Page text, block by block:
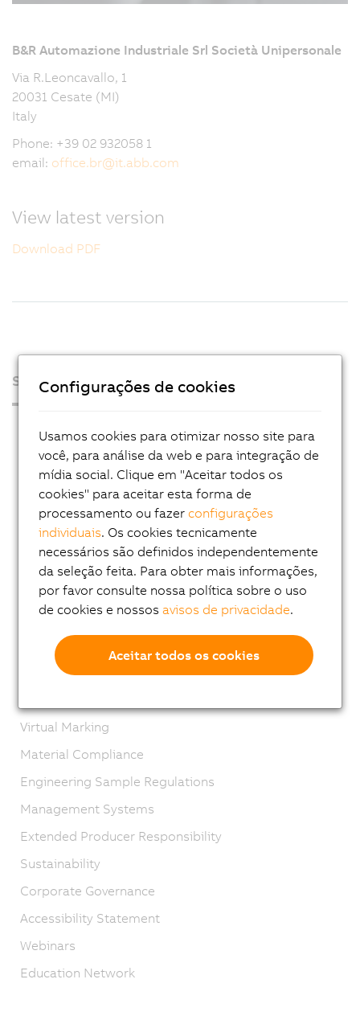
B&R Automazione Industriale Srl Società Unipersonale
Via R.Leoncavallo, 1
20031 Cesate (MI)
Italy
Phone: +39 02 932058 1
email: office.br@it.abb.com
View latest version
Download PDF
Sobre nós
Blog
AutoMates
Email news service
Carreira
Locais
Contato
Imprint
Product lifecycle
Virtual Marking
Material Compliance
Engineering Sample Regulations
Management Systems
Extended Producer Responsibility
Sustainability
Corporate Governance
Accessibility Statement
Webinars
Education Network
Configurações de cookies
Usamos cookies para otimizar nosso site para
você, para análise da web e para integração de
mídia social. Clique em "Aceitar todos os
cookies" para aceitar esta forma de
processamento ou fazerconfigurações
individuais. Os cookies tecnicamente
necessários são definidos independentemente
da seleção feita. Para obter mais informações,
por favor consulte nossa política sobre o uso
de cookies e nossosavisos de privacidade.
Aceitar todos os cookies